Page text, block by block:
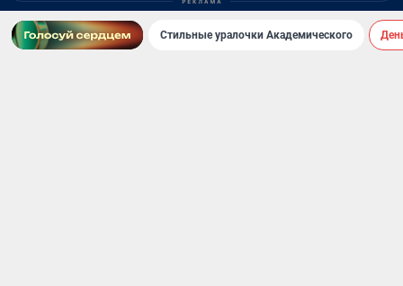
Стильные уралочки Академического